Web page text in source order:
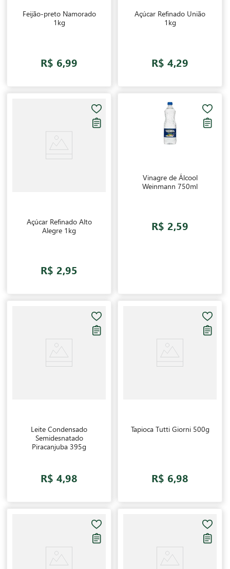
Feijão-preto Namorado
1kg
R$ 6,99
Açúcar Refinado União
1kg
R$ 4,29
Açúcar Refinado Alto
Alegre 1kg
R$ 2,95
Vinagre de Álcool
Weinmann 750ml
R$ 2,59
Leite Condensado
Semidesnatado
Piracanjuba 395g
R$ 4,98
Tapioca Tutti Giorni 500g
R$ 6,98